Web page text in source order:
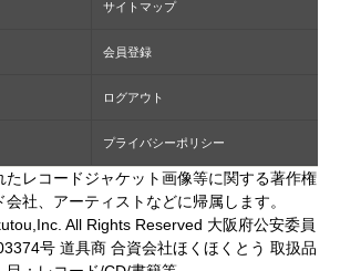
サイトマップ
会員登録
ログアウト
プライバシーポリシー
たレコードジャケット画像等に関する著作権
社、アーティストなどに帰属します。
All Rights Reserved 大阪府公安委員
号 道具商 合資会社ほくほくとう 取扱品